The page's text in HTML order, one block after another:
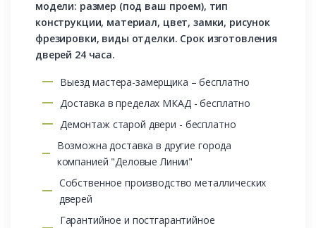
модели: размер (под ваш проем), тип
конструкции, материал, цвет, замки, рисунок
фрезировки, виды отделки. Срок изготовления
дверей 24 часа.
Выезд мастера-замерщика – бесплатно
Доставка в пределах МКАД - бесплатно
Демонтаж старой двери - бесплатно
Возможна доставка в другие города
компанией "Деловые Линии"
Собственное производство металлических
дверей
Гарантийное и постгарантийное